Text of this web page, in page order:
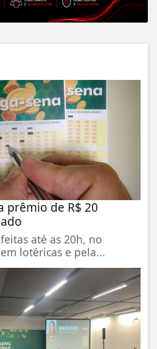
prêmio de R$ 20
até as 20h, no
lotéricas e pela...